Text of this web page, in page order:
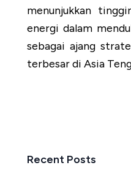
menunjukkan
energi dalam
sebagai ajang
terbesar di Asia
Recent Posts